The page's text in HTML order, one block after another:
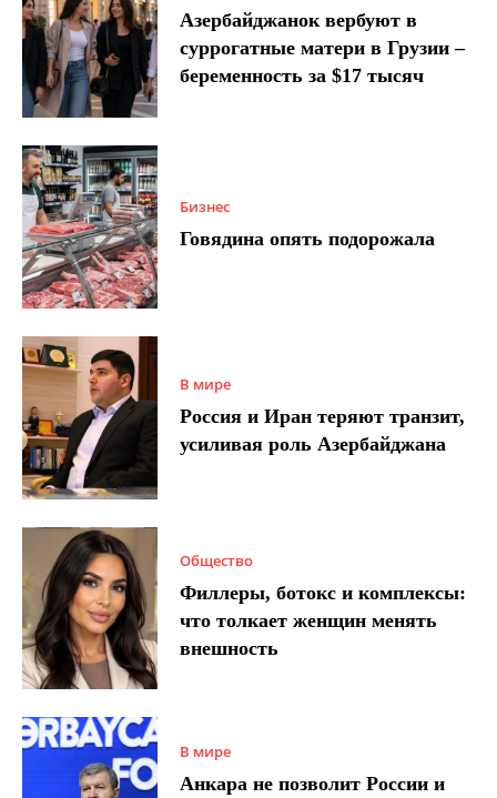
Азербайджанок вербуют в
суррогатные матери в Грузии –
беременность за $17 тысяч
Бизнес
Говядина опять подорожала
В мире
Россия и Иран теряют транзит,
усиливая роль Азербайджана
Общество
Филлеры, ботокс и комплексы:
что толкает женщин менять
внешность
В мире
Анкара не позволит России и